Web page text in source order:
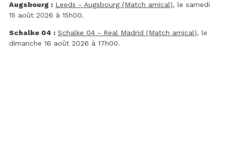
Augsbourg : Leeds - Augsbourg (Match amical), le samedi
15 août 2026 à 15h00.
Schalke 04 : Schalke 04 - Real Madrid (Match amical), le
dimanche 16 août 2026 à 17h00.